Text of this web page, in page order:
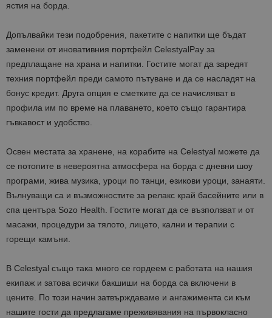
ястия на борда.
Допълвайки тези подобрения, пакетите с напитки ще бъдат
заменени от иновативния портфейл CelestyalPay за
предплащане на храна и напитки. Гостите могат да заредят
техния портфейл преди самото пътуване и да се насладят на
бонус кредит. Друга опция е сметките да се начисляват в
профила им по време на плаването, което също гарантира
гъвкавост и удобство.
Освен местата за хранене, на корабите на Celestyal можете да
се потопите в невероятна атмосфера на борда с дневни шоу
програми, жива музика, уроци по танци, езикови уроци, занаяти.
Вълнуващи са и възможностите за релакс край басейните или в
спа центъра Sozo Health. Гостите могат да се възползват и от
масажи, процедури за тялото, лицето, кални и терапии с
горещи камъни.
В Celestyal също така много се гордеем с работата на нашия
екипаж и затова всички бакшиши на борда са включени в
цените. По този начин затвърждаваме и ангажимента си към
нашите гости да предлагаме преживявания на първокласно